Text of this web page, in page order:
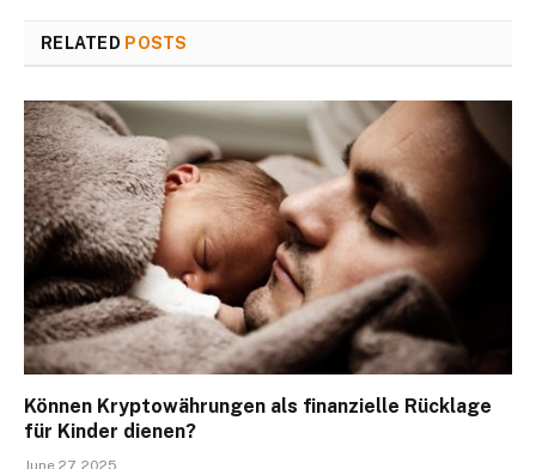
RELATED POSTS
Können Kryptowährungen als finanzielle Rücklage
für Kinder dienen?